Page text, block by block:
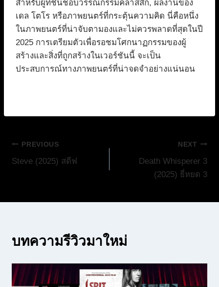
สำหรับผู้ที่ชื่นชอบวรรณกรรมคลาสสิก, ผลงานของ
เดล โตโร หรือภาพยนตร์ที่กระตุ้นความคิด นี่คือหนึ่ง
ในภาพยนตร์ที่น่าจับตามองและไม่ควรพลาดที่สุดในปี
2025 การเตรียมตัวเพื่อรอชมโศกนาฏกรรมของผู้
สร้างและสิ่งที่ถูกสร้างในเวอร์ชันนี้ จะเป็น
ประสบการณ์ทางภาพยนตร์ที่น่าจดจำอย่างแน่นอน
แนะแนว
เรื่อง
PREVIOUS
Steve (2025) สตีฟ
NEXT
Death Whisperer 3
(2025) ธี่หยด 3
บทความรีวิวมาใหม่